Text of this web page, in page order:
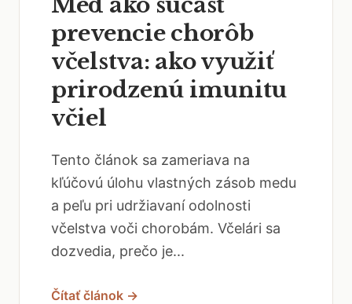
prevencie chorôb
včelstva: ako využiť
prirodzenú imunitu
včiel
Tento článok sa zameriava na
kľúčovú úlohu vlastných zásob medu
a peľu pri udržiavaní odolnosti
včelstva voči chorobám. Včelári sa
dozvedia, prečo je...
Čítať článok →